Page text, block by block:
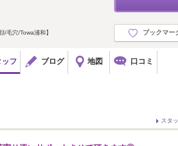
ブックマー
毛穴/Towa浦和】
ッフ ブログ 地図 口コミ
スタ